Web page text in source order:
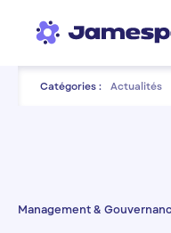
Catégories : Actualités
Management &